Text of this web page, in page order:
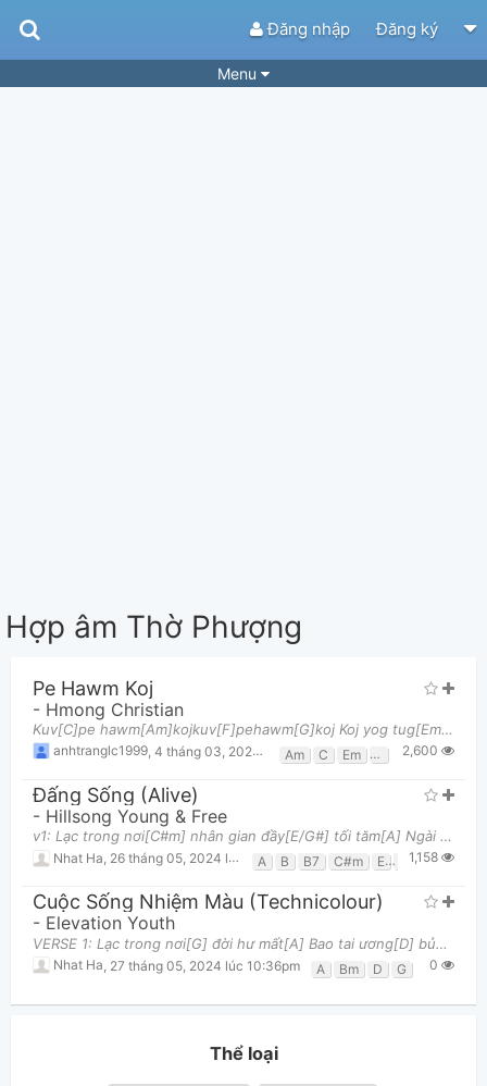
Đăng nhập Đăng ký
Menu
Hợp âm Thờ Phượng
Pe Hawm Koj
- Hmong Christian
Kuv[C]pe hawm[Am]kojkuv[F]pehawm[G]koj Koj yog tug[Em]tswv paab Kuv txhualubsij[Am]hawm .Kuv[G]peh
anhtranglc1999 4 tháng 03, 2022 lúc 08:00am Am C Em F G2,600
Đấng Sống (Alive)
- Hillsong Young & Free
v1: Lạc trong nơi[C#m] nhân gian đầy[E/G#] tối tăm[A] Ngài nâng con lên[C#m] làm con trắng[E/G#] t
Nhat Ha 26 tháng 05, 2024 lúc 11:02pm A B B7 C#m E E/G#
1,158
Cuộc Sống Nhiệm Màu (Technicolour)
- Elevation Youth
VERSE 1: Lạc trong nơi[G] đời hư mất[A] Bao tai ương[D] bủa vây đời này[Bm] Từng lang[G] thang giờ
Nhat Ha 27 tháng 05, 2024 lúc 10:36pm A Bm D G 0
Thể loại